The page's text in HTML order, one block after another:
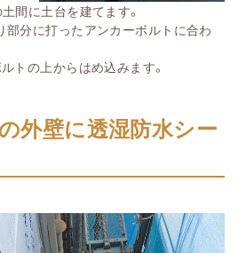
間に土台を建てます。
部分に打ったアンカーボルトに合わ
トの上からはめ込みます。
外壁に透湿防水シー